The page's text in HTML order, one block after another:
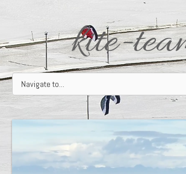
kite-